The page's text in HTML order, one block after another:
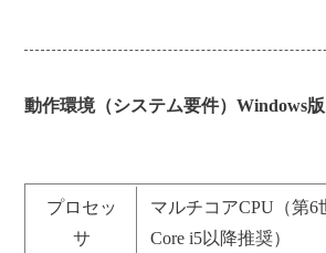
動作環境（システム要件）Windows版
プロセッ
サ
マルチコアCPU（第6
Core i5以降推奨）